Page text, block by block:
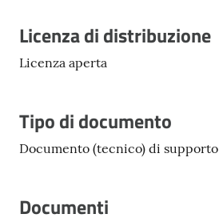
Descrizione
Licenza di distribuzione
Licenza aperta
Tipo di documento
Documento (tecnico) di supporto
Documenti